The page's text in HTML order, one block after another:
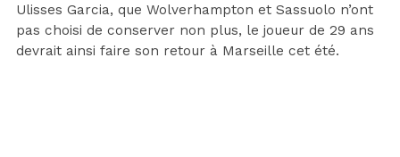
Ulisses Garcia, que Wolverhampton et Sassuolo n’ont
pas choisi de conserver non plus, le joueur de 29 ans
devrait ainsi faire son retour à Marseille cet été.